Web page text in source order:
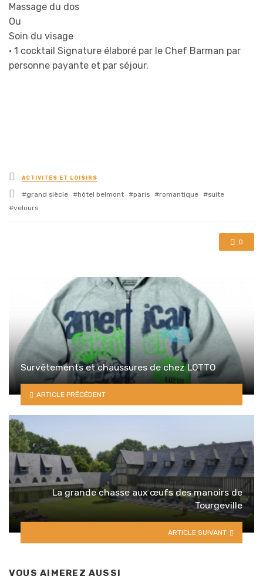
Massage du dos
Ou
Soin du visage
• 1 cocktail Signature élaboré par le Chef Barman par
personne payante et par séjour.
Posted
in
ACTIVITÉS ET LOISIRS
Tagged
with
grand siècle hôtel belmont paris romantique
suite
velours
0
Survêtements et chaussures de chez LOTTO
ARTICLE PRÉCÉDENT
La grande chasse aux œufs des manoirs de
Tourgeville
ARTICLE SUIVANT
VOUS AIMEREZ AUSSI